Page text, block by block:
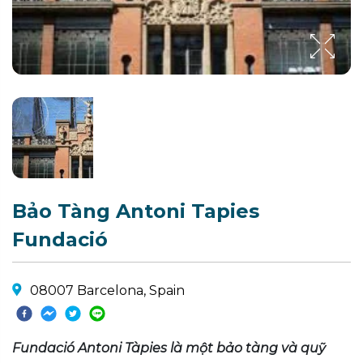
Bảo Tàng Antoni Tapies
Fundació
08007 Barcelona, Spain
Fundació Antoni Tàpies là một bảo tàng và quỹ